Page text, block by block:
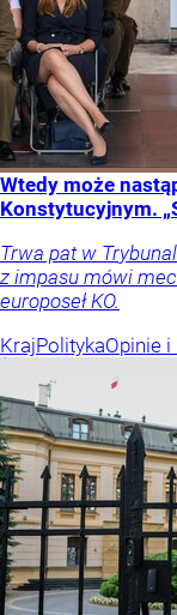
Wtedy może
Konstytucyjnym.
Trwa pat w
z impasu mówi
europoseł KO.
KrajPolitykaOpinie